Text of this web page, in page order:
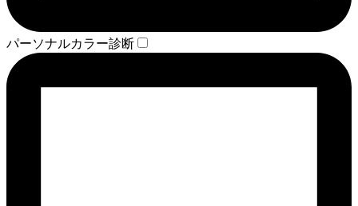
パーソナルカラー診断